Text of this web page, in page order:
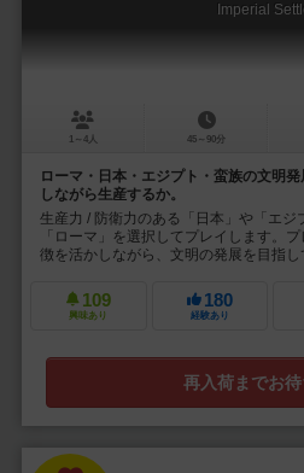
Imperial
1～4人 45～90分
ローマ・日本・エジプト・蛮族の文明
しながら生産するか。
生産力 / 防衛力のある「日本」や「エジ
「ローマ」を選択してプレイします。
徴を活かしながら、文明の発展を目指し
109
興味あり
180
経験あり
再入荷までお